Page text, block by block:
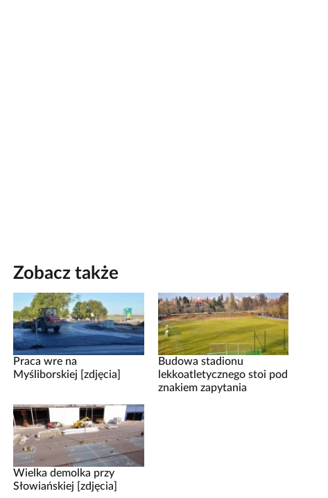
Zobacz także
Praca wre na
Myśliborskiej [zdjęcia]
Budowa stadionu
lekkoatletycznego stoi pod
znakiem zapytania
Wielka demolka przy
Słowiańskiej [zdjęcia]